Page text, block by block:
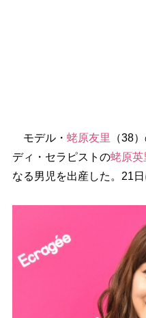
モデル・ 蛯原友里
（38
ディ・セラピストの蛯原英
なる男児を出産した。21